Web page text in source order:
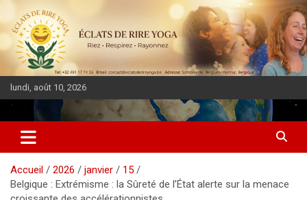
lundi, août 10, 2026
DIASPORA PULSE
Accueil 2026 janvier
15
Belgique : Extrémisme : la Sûreté de l’État alerte sur la menace